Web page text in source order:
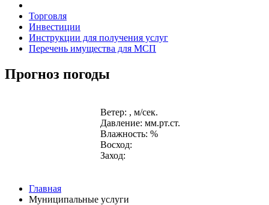
Торговля
Инвестиции
Инструкции для получения услуг
Перечень имущества для МСП
Прогноз погоды
Ветер: , м/сек.
Давление: мм.рт.ст.
Влажность: %
Восход:
Заход:
Главная
Муниципальные услуги